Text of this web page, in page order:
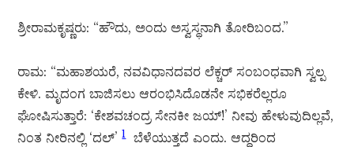
ಶ್ರೀರಾಮಕೃಷ್ಣರು: “ಹೌದು, ಅಂದು ಅಸ್ವಸ್ಥನಾಗಿ ತೋರಿಬಂದ.”
ರಾಮ: “ಮಹಾಶಯರೆ, ನವವಿಧಾನದವರ ಲೆಕ್ಚರ್ ಸಂಬಂಧವಾಗಿ ಸ್ವಲ್ಪ
ಕೇಳಿ. ಮೃದಂಗ ಬಾಜಿಸಲು ಆರಂಭಿಸಿದೊಡನೇ ಸಭಿಕರೆಲ್ಲರೂ
ಘೋಷಿಸುತ್ತಾರೆ: ‘ಕೇಶವಚಂದ್ರ ಸೇನಕೀ ಜಯ್!’ ನೀವು ಹೇಳುವುದಿಲ್ಲವೆ,
ನಿಂತ ನೀರಿನಲ್ಲಿ ‘ದಲ್’1ಬೆಳೆಯುತ್ತದೆ ಎಂದು. ಆದ್ದರಿಂದ